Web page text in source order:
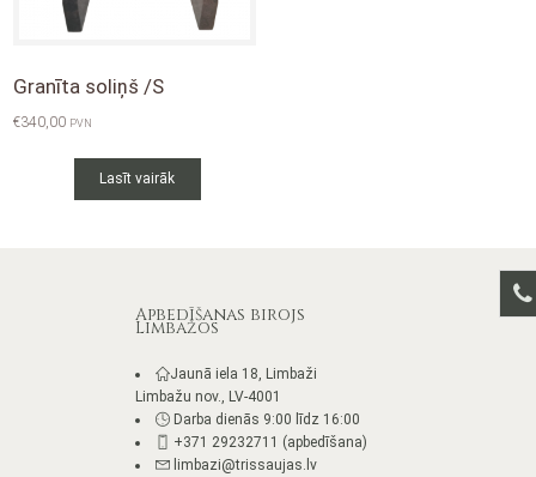
Granīta soliņš /S
€340,00 PVN
Lasīt vairāk
Apbedīšanas birojs
Limbažos
Jaunā iela 18, Limbaži
Limbažu nov., LV-4001
Darba dienās 9:00 līdz 16:00
+371 29232711 (apbedīšana)
limbazi@trissaujas.lv